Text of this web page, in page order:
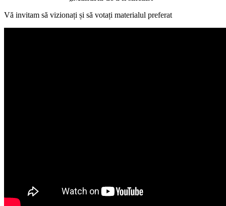
Vă invitam să vizionați și să votați materialul preferat